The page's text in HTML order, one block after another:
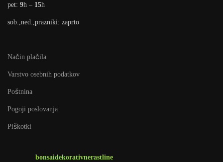
pet: 9h – 15h
sob.,ned.,prazniki: zaprto
Način plačila
Varstvo osebnih podatkov
Poštnina
Pogoji poslovanja
Piškotki
bonsaidekorativnerastline